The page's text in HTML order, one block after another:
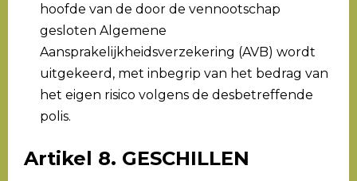
hoofde van de door de vennootschap
gesloten Algemene
Aansprakelijkheidsverzekering (AVB) wordt
uitgekeerd, met inbegrip van het bedrag van
het eigen risico volgens de desbetreffende
polis.
Artikel 8. GESCHILLEN